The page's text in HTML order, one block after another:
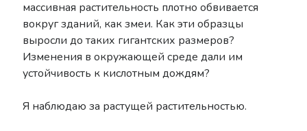
массивная растительность плотно обвивается
вокруг зданий, как змеи. Как эти образцы
выросли до таких гигантских размеров?
Изменения в окружающей среде дали им
устойчивость к кислотным дождям?
Я наблюдаю за растущей растительностью.